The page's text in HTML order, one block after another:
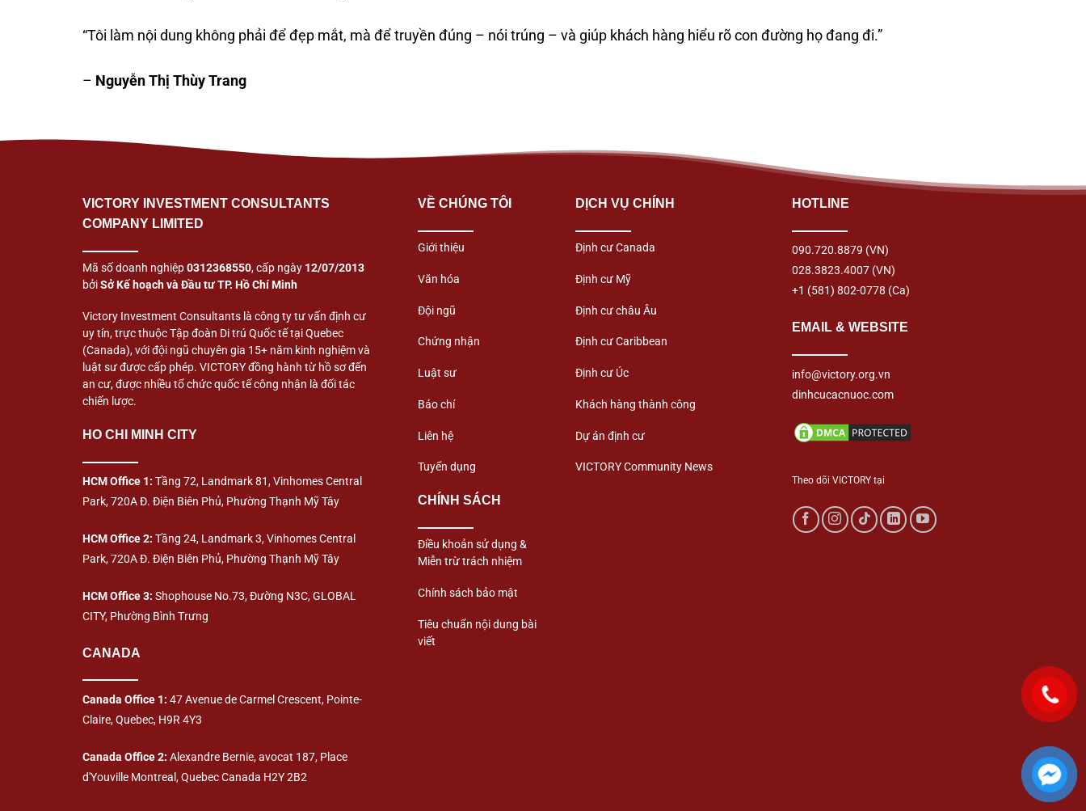
“Tôi làm nội dung không phải để đẹp mắt, mà để truyền đúng – nói trúng – và giúp khách hàng hiểu rõ con đường họ đang đi.”
– Nguyễn Thị Thùy Trang
VICTORY INVESTMENT CONSULTANTS
COMPANY LIMITED
Mã số doanh nghiệp0312368550, cấp ngày 12/07/2013
bởiSở Kế hoạch và Đầu tư TP. Hồ Chí Minh
Victory Investment Consultants là công ty tư vấn định cư
uy tín, trực thuộc Tập đoàn Di trú Quốc tế tại Quebec
(Canada), với đội ngũ chuyên gia 15+ năm kinh nghiệm và
luật sư được cấp phép. VICTORY đồng hành từ hồ sơ đến
an cư, được nhiều tổ chức quốc tế công nhận là đối tác
chiến lược.
HO CHI MINH CITY
HCM Office 1: Tầng 72, Landmark 81, Vinhomes Central
Park, 720A Đ. Điện Biên Phủ, Phường Thạnh Mỹ Tây
HCM Office 2: Tầng 24, Landmark 3, Vinhomes Central
Park, 720A Đ. Điện Biên Phủ, Phường Thạnh Mỹ Tây
HCM Office 3: Shophouse No.73, Đường N3C, GLOBAL
CITY, Phường Bình Trưng
CANADA
Canada Office 1: 47 Avenue de Carmel Crescent, Pointe-
Claire, Quebec, H9R 4Y3
Canada Office 2: Alexandre Bernie, avocat 187, Place
d'Youville Montreal, Quebec Canada H2Y 2B2
VỀ CHÚNG TÔI
Giới thiệu
Văn hóa
Đội ngũ
Chứng nhận
Luật sư
Báo chí
Liên hệ
Tuyển dụng
CHÍNH SÁCH
Điều khoản sử dụng &
Miễn trừ trách nhiệm
Chính sách bảo mật
Tiêu chuẩn nội dung bài
viết
DỊCH VỤ CHÍNH
Định cư Canada
Định cư Mỹ
Định cư châu Âu
Định cư Caribbean
Định cư Úc
Khách hàng thành công
Dự án định cư
VICTORY Community News
HOTLINE
090.720.8879 (VN)
028.3823.4007(VN)
+1 (581) 802-0778 (Ca)
EMAIL & WEBSITE
info@victory.org.vn
dinhcucacnuoc.com
Theo dõi VICTORY tại